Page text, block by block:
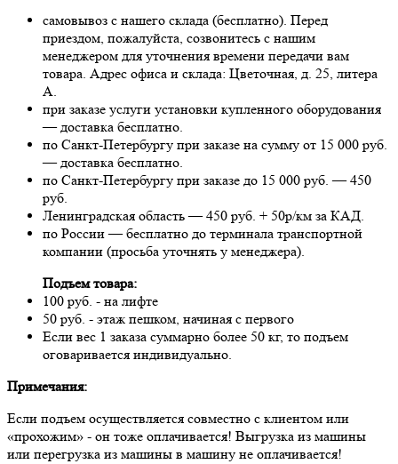
самовывоз с нашего склада (бесплатно). Перед
приездом, пожалуйста, созвонитесь с нашим
менеджером для уточнения времени передачи вам
товара. Адрес офиса и склада: Цветочная, д. 25, литера
А.
при заказе услуги установки купленного оборудования
— доставка бесплатно.
по Санкт-Петербургу при заказе на сумму от 15 000 руб.
— доставка бесплатно.
по Санкт-Петербургу при заказе до 15 000 руб. — 450
руб.
Ленинградская область — 450 руб. + 50р/км за КАД.
по России — бесплатно до терминала транспортной
компании (просьба уточнять у менеджера).
Подъем товара:
100 руб. - на лифте
50 руб. - этаж пешком, начиная с первого
Если вес 1 заказа суммарно более 50 кг, то подъем
оговаривается индивидуально.
Примечания:
Если подъем осуществляется совместно с клиентом или
«прохожим» - он тоже оплачивается! Выгрузка из машины
или перегрузка из машины в машину не оплачивается!